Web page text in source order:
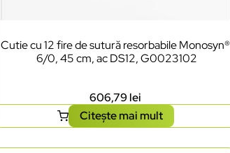
Cutie cu 12 fire de sutură resorbabile Monosyn®
6/0, 45 cm, ac DS12, G0023102
606,79lei
Citește mai mult